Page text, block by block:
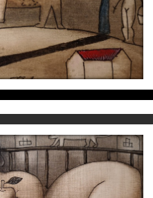
350€
S/T